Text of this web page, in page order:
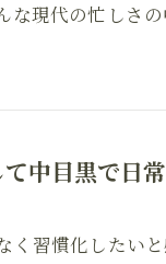
な現代の忙しさ
中目黒で日
く習慣化したい